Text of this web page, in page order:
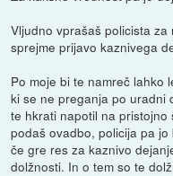
Vljudno vprašaš policista
sprejme prijavo kaznivega
Po moje bi te namreč lahko
ki se ne preganja po uradni
te hkrati napotil na pristojno
podaš ovadbo, policija pa
če gre res za kaznivo
dolžnosti. In o tem so te